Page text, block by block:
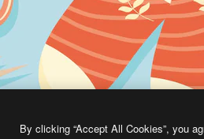
モバイルアプリ
べてのMagnificツ
ル
法人向け
By clicking “Accept All Cookies”, you